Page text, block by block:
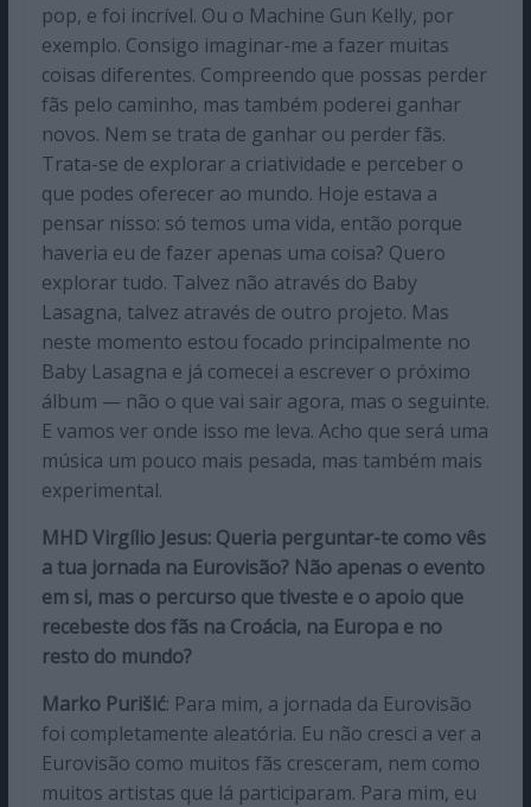
pop, e foi incrível. Ou o Machine Gun Kelly, por
exemplo. Consigo imaginar-me a fazer muitas
coisas diferentes. Compreendo que possas perder
fãs pelo caminho, mas também poderei ganhar
novos. Nem se trata de ganhar ou perder fãs.
Trata-se de explorar a criatividade e perceber o
que podes oferecer ao mundo. Hoje estava a
pensar nisso: só temos uma vida, então porque
haveria eu de fazer apenas uma coisa? Quero
explorar tudo. Talvez não através do Baby
Lasagna, talvez através de outro projeto. Mas
neste momento estou focado principalmente no
Baby Lasagna e já comecei a escrever o próximo
álbum — não o que vai sair agora, mas o seguinte.
E vamos ver onde isso me leva. Acho que será uma
música um pouco mais pesada, mas também mais
experimental.
MHD Virgílio Jesus: Queria perguntar-te como vês
a tua jornada na Eurovisão? Não apenas o evento
em si, mas o percurso que tiveste e o apoio que
recebeste dos fãs na Croácia, na Europa e no
resto do mundo?
Marko Purišić: Para mim, a jornada da Eurovisão
foi completamente aleatória. Eu não cresci a ver a
Eurovisão como muitos fãs cresceram, nem como
muitos artistas que lá participaram. Para mim, eu